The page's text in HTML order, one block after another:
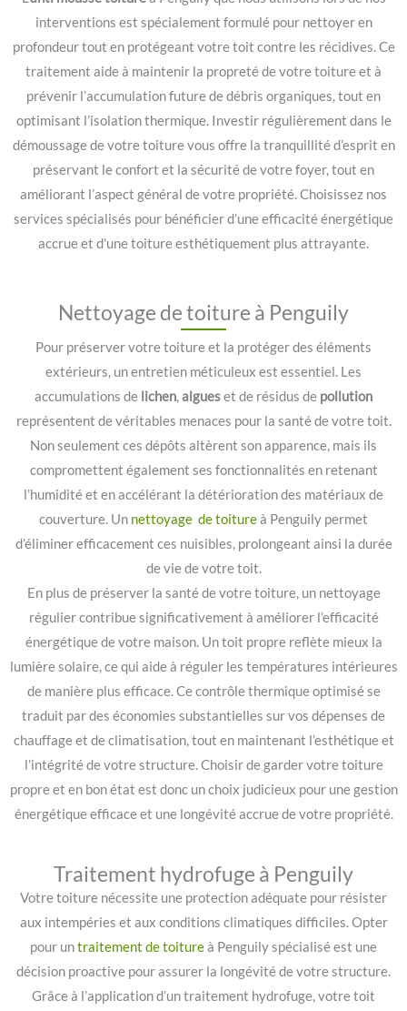
interventions est spécialement formulé pour nettoyer en
profondeur tout en protégeant votre toit contre les récidives. Ce
traitement aide à maintenir la propreté de votre toiture et à
prévenir l’accumulation future de débris organiques, tout en
optimisant l’isolation thermique. Investir régulièrement dans le
démoussage de votre toiture vous offre la tranquillité d’esprit en
préservant le confort et la sécurité de votre foyer, tout en
améliorant l’aspect général de votre propriété. Choisissez nos
services spécialisés pour bénéficier d’une efficacité énergétique
accrue et d’une toiture esthétiquement plus attrayante.
Nettoyage de toiture à Penguily
Pour préserver votre toiture et la protéger des éléments
extérieurs, un entretien méticuleux est essentiel. Les
accumulations de lichen,algueset de résidus de pollution
représentent de véritables menaces pour la santé de votre toit.
Non seulement ces dépôts altèrent son apparence, mais ils
compromettent également ses fonctionnalités en retenant
l’humidité et en accélérant la détérioration des matériaux de
couverture. Un nettoyage de toitureà Penguily permet
d’éliminer efficacement ces nuisibles, prolongeant ainsi la durée
de vie de votre toit.
En plus de préserver la santé de votre toiture, un nettoyage
régulier contribue significativement à améliorer l’efficacité
énergétique de votre maison. Un toit propre reflète mieux la
lumière solaire, ce qui aide à réguler les températures intérieures
de manière plus efficace. Ce contrôle thermique optimisé se
traduit par des économies substantielles sur vos dépenses de
chauffage et de climatisation, tout en maintenant l’esthétique et
l’intégrité de votre structure. Choisir de garder votre toiture
propre et en bon état est donc un choix judicieux pour une gestion
énergétique efficace et une longévité accrue de votre propriété.
Traitement hydrofuge à Penguily
Votre toiture nécessite une protection adéquate pour résister
aux intempéries et aux conditions climatiques difficiles. Opter
pour untraitement de toitureà Penguily spécialisé est une
décision proactive pour assurer la longévité de votre structure.
Grâce à l’application d’un traitement hydrofuge, votre toit